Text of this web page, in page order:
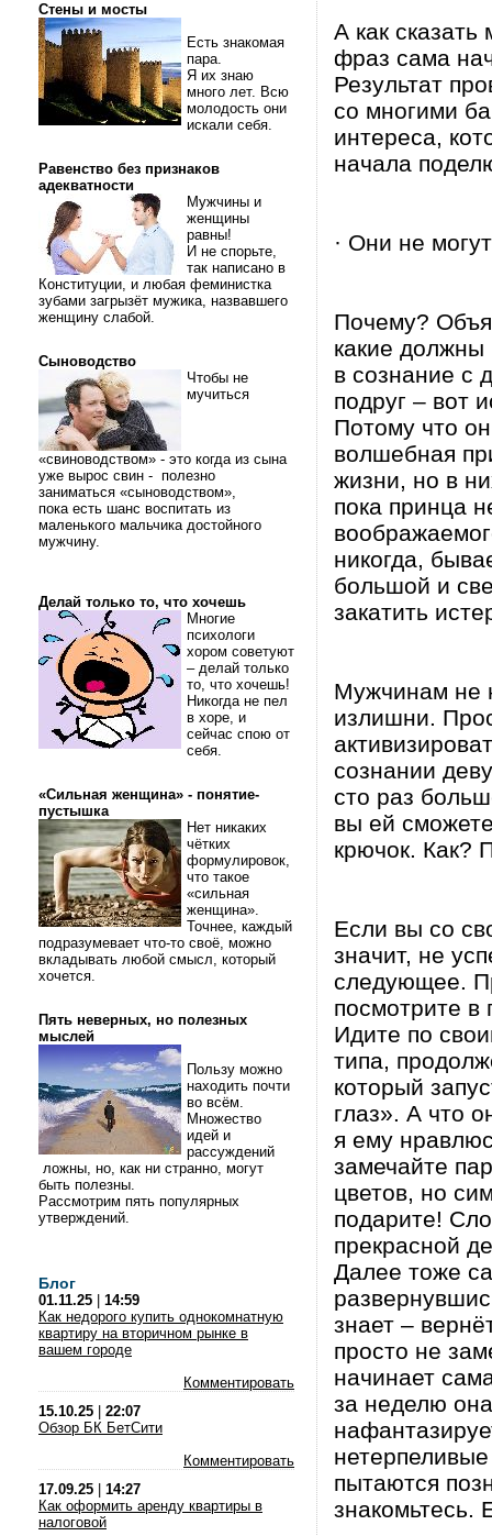
Стены и мосты
Есть знакомая
пара.
Я их знаю
много лет. Всю
молодость они
искали себя.
Равенство без признаков
адекватности
Мужчины и
женщины
равны!
И не спорьте,
так написано в
Конституции, и любая феминистка
зубами загрызёт мужика, назвавшего
женщину слабой.
Сыноводство
Чтобы не
мучиться
«свиноводством» - это когда из сына
уже вырос свин - полезно
заниматься «сыноводством»,
пока есть шанс воспитать из
маленького мальчика достойного
мужчину.
Делай только то, что хочешь
Многие
психологи
хором советуют
– делай только
то, что хочешь!
Никогда не пел
в хоре, и
сейчас спою от
себя.
«Сильная женщина» - понятие-
пустышка
Нет никаких
чётких
формулировок,
что такое
«сильная
женщина».
Точнее, каждый
подразумевает что-то своё, можно
вкладывать любой смысл, который
хочется.
Пять неверных, но полезных
мыслей
Пользу можно
находить почти
во всём.
Множество
идей и
рассуждений
ложны, но, как ни странно, могут
быть полезны.
Рассмотрим пять популярных
утверждений.
Блог
01.11.25
14:59
Как недорого купить однокомнатную
квартиру на вторичном рынке в
вашем городе
Комментировать
15.10.25
22:07
Обзор БК БетСити
Комментировать
17.09.25
14:27
Как оформить аренду квартиры в
налоговой
А как
фраз сама
Результат
со многими
интереса,
начала
· Они не
Почему?
какие
в сознание с
подруг – вот
Потому что
волшебная
жизни, но в
пока принца
никогда,
большой и
закатить
Мужчинам не
излишни.
сознании
сто раз
вы ей
крючок. Как?
Если вы со
значит, не
следующее.
посмотрите в
Идите по
типа,
который
глаз». А что
я ему
замечайте
цветов, но
подарите!
прекрасной
Далее тоже
знает –
просто не
начинает
за неделю
пытаются
знакомьтесь.